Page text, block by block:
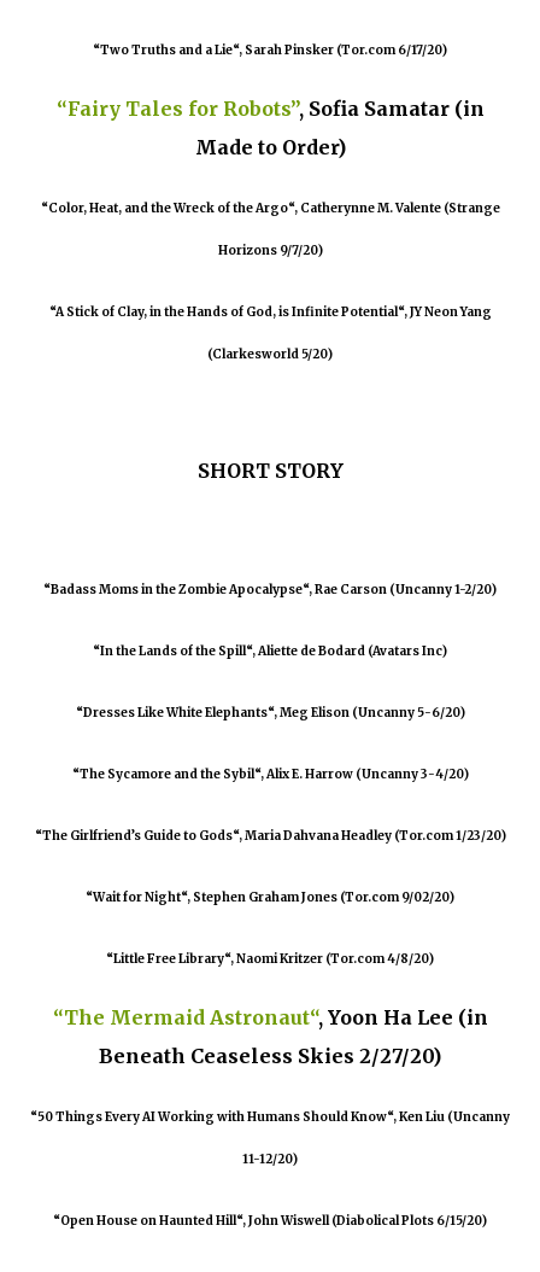
“Two Truths and a Lie“, Sarah Pinsker (Tor.com 6/17/20)
“Fairy Tales for Robots”, Sofia Samatar (in
Made to Order)
“Color, Heat, and the Wreck of the Argo“, Catherynne M. Valente (Strange
Horizons 9/7/20)
“A Stick of Clay, in the Hands of God, is Infinite Potential“, JY Neon Yang
(Clarkesworld 5/20)
SHORT STORY
“Badass Moms in the Zombie Apocalypse“, Rae Carson (Uncanny 1-2/20)
“In the Lands of the Spill“, Aliette de Bodard (Avatars Inc)
“Dresses Like White Elephants“, Meg Elison (Uncanny 5-6/20)
“The Sycamore and the Sybil“, Alix E. Harrow (Uncanny 3-4/20)
“The Girlfriend’s Guide to Gods“, Maria Dahvana Headley (Tor.com 1/23/20)
“Wait for Night“, Stephen Graham Jones (Tor.com 9/02/20)
“Little Free Library“, Naomi Kritzer (Tor.com 4/8/20)
“The Mermaid Astronaut“, Yoon Ha Lee (in
Beneath Ceaseless Skies 2/27/20)
“50 Things Every AI Working with Humans Should Know“, Ken Liu (Uncanny
11-12/20)
“Open House on Haunted Hill“, John Wiswell (Diabolical Plots 6/15/20)